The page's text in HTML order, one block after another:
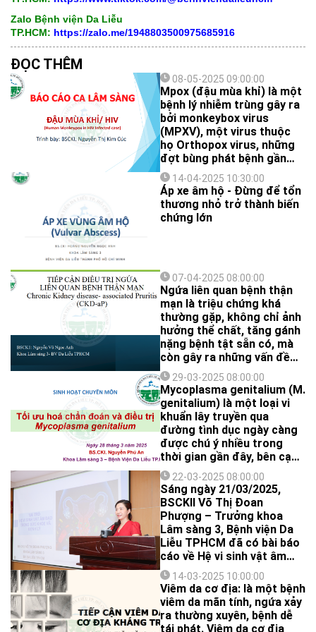
Zalo Bệnh viện Da Liễu
TP.HCM: https://zalo.me/1948803500975685916
ĐỌC THÊM
08-05-2025 09:00:00
Mpox (đậu mùa khỉ) là một
bệnh lý nhiễm trùng gây ra
bởi monkeybox virus
(MPXV), một virus thuộc
họ Orthopox virus, những
đợt bùng phát bệnh gần
đây đã gây ra mối quan
tâm sâu sắc trên toàn cầu.
14-04-2025 10:30:00
Áp xe âm hộ - Đừng để tổn
thương nhỏ trở thành biến
chứng lớn
07-04-2025 08:00:00
Ngứa liên quan bệnh thận
mạn là triệu chứng khá
thường gặp, không chỉ ảnh
hưởng thể chất, tăng gánh
nặng bệnh tật sẵn có, mà
còn gây ra những vấn đề
tâm lý nghiêm trọng: mất
ngủ, lo âu, trầm cảm…tuy
nhiên tình trạng này lại
thường hay bị bỏ sót hoặc
điều trị không đầy đủ. Việc
tiếp cận cơ chế bệnh sinh
và nguyên nhân gây ngứa là
một trong những chìa khoá
quan trọng góp phần cho
hiệu quả điều trị.
29-03-2025 08:00:00
Mycoplasma genitalium (M.
genitalium) là một loại vi
khuẩn lây truyền qua
đường tình dục ngày càng
được chú ý nhiều trong
thời gian gần đây, bên cạnh
các tác nhân quen thuộc
như lậu, Chlamydia, giang
mai,…. Vi khuẩn được phát
hiện vào năm 1980, M.
genitalium thuộc nhóm vi
khuẩn Mollicutes, có kích
thước rất nhỏ và không có
thành tế bào, khiến nó
kháng nhiều loại kháng sinh
thông thường. Vi khuẩn này
có thể gây viêm niệu đạo ở
nam giới và viêm cổ tử
22-03-2025 08:00:00
Sáng ngày 21/03/2025,
BSCKII Võ Thị Đoan
Phượng – Trưởng khoa
Lâm sàng 3, Bệnh viện Da
Liễu TPHCM đã có bài báo
cáo về Hệ vi sinh vật âm
đạo. Hệ vi sinh vật âm đạo
(Vaginal Microbiome) là
tập hợp các vi sinh vật cư
trú tự nhiên trong âm đạo,
đóng vai trò quan trọng
14-03-2025 10:00:00
Viêm da cơ địa: là một bệnh
viêm da mãn tính, ngứa xảy
ra thường xuyên, bệnh dễ
tái phát. Viêm da cơ địa